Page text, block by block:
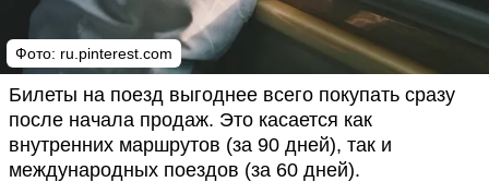
Фото: ru.pinterest.com
Билеты на поезд выгоднее всего покупать сразу
после начала продаж. Это касается как
внутренних маршрутов (за 90 дней), так и
международных поездов (за 60 дней).